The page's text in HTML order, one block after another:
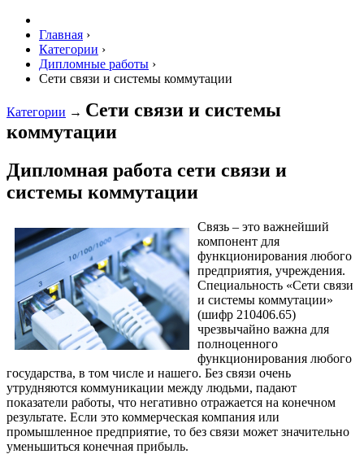
Главная ›
Категории ›
Дипломные работы ›
Сети связи и системы коммутации
Категории → Сети связи и системы
коммутации
Дипломная работа сети связи и
системы коммутации
Связь – это важнейший
компонент для
функционирования любого
предприятия, учреждения.
Специальность «Сети связи
и системы коммутации»
(шифр 210406.65)
чрезвычайно важна для
полноценного
функционирования любого
государства, в том числе и нашего. Без связи очень
утрудняются коммуникации между людьми, падают
показатели работы, что негативно отражается на конечном
результате. Если это коммерческая компания или
промышленное предприятие, то без связи может значительно
уменьшиться конечная прибыль.